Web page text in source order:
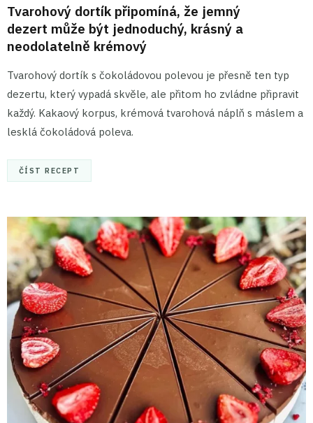
Tvarohový dortík připomíná, že jemný
dezert může být jednoduchý, krásný a
neodolatelně krémový
Tvarohový dortík s čokoládovou polevou je přesně ten typ
dezertu, který vypadá skvěle, ale přitom ho zvládne připravit
každý. Kakaový korpus, krémová tvarohová náplň s máslem a
lesklá čokoládová poleva.
ČÍST RECEPT